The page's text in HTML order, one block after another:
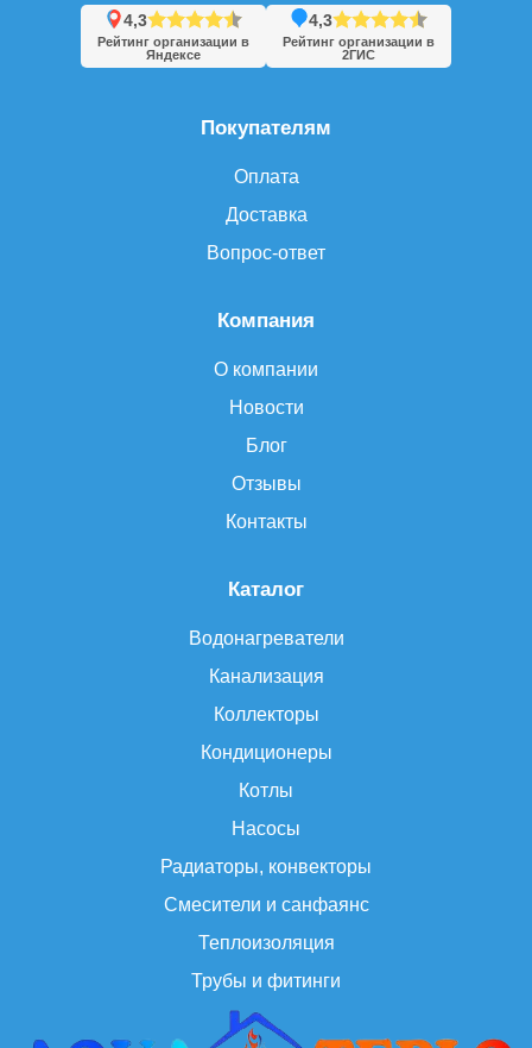
Каталог
Водонагреватели
Канализация
Коллекторы
Кондиционеры
Котлы
Насосы
Радиаторы, конвекторы
Смесители и санфаянс
Теплоизоляция
Трубы и фитинги
Компания
О компании
Новости
Блог
Отзывы
Контакты
Покупателям
Оплата
Доставка
Вопрос-ответ
4,3
Рейтинг организации в
Яндексе
4,3
Рейтинг организации в
2ГИС